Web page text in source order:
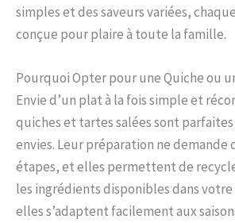
simples et des saveurs variées,
conçue pour plaire à toute la famille.
Pourquoi Opter pour une Quiche ou
Envie d’un plat à la fois simple et
quiches et tartes salées sont
envies. Leur préparation ne demande
étapes, et elles permettent de
les ingrédients disponibles dans votre
elles s’adaptent facilement aux